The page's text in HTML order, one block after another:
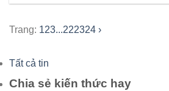
Tất cả tin
Chia sẻ kiến thức hay
Trang: 123...222324 ›